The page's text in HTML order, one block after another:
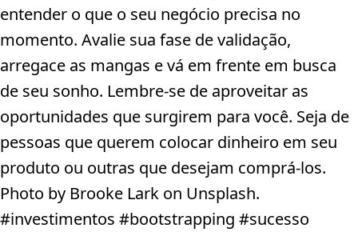
entender o que o seu negócio precisa no
momento. Avalie sua fase de validação,
arregace as mangas e vá em frente em busca
de seu sonho. Lembre-se de aproveitar as
oportunidades que surgirem para você. Seja de
pessoas que querem colocar dinheiro em seu
produto ou outras que desejam comprá-los.
Photo by Brooke Lark on Unsplash.
#investimentos #bootstrapping #sucesso